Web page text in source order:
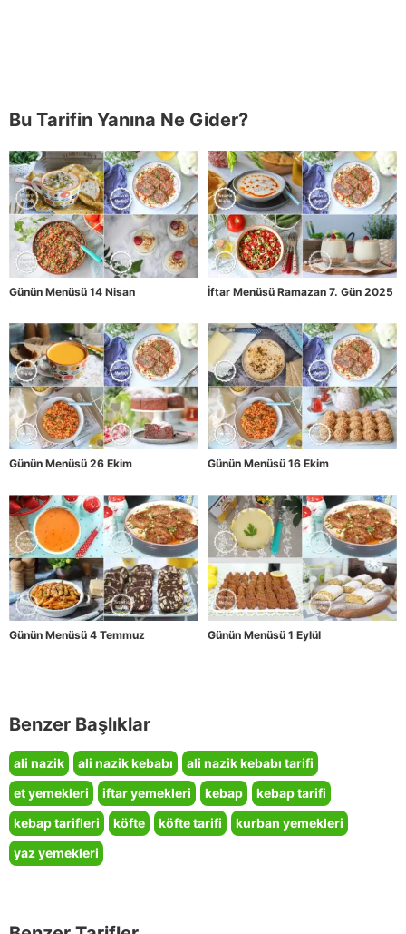
Bu Tarifin Yanına Ne Gider?
Günün Menüsü 14 Nisan İftar Menüsü Ramazan 7. Gün 2025
Günün Menüsü 26 Ekim Günün Menüsü 16 Ekim
Günün Menüsü 4 Temmuz Günün Menüsü 1 Eylül
Benzer Başlıklar
ali nazik ali nazik kebabı
ali nazik kebabı tarifi
et yemekleri
iftar yemekleri kebap
kebap tarifi
kebap tarifleri
köfte köfte tarifi
kurban yemekleri
yaz yemekleri